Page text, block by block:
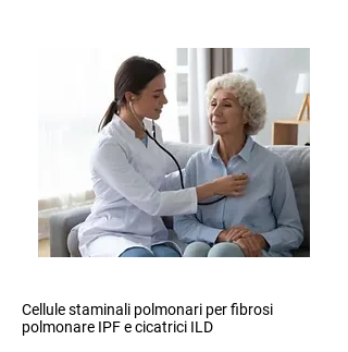
Cellule staminali polmonari per fibrosi
polmonare IPF e cicatrici ILD